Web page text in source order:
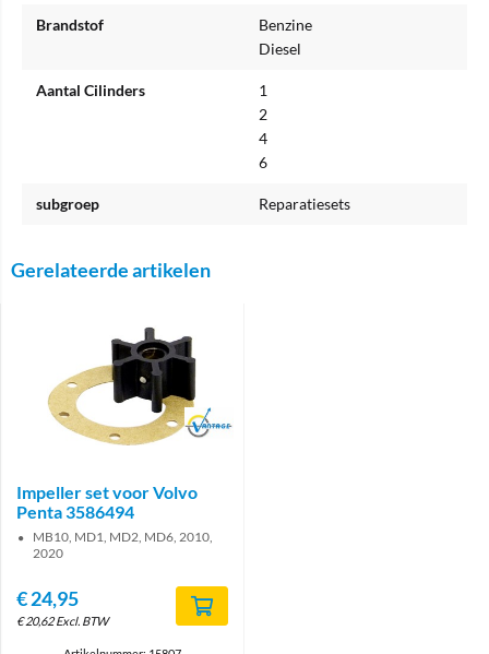
Brandstof
Benzine
Diesel
Aantal Cilinders
1
2
4
6
subgroep Reparatiesets
Gerelateerde artikelen
Brand
Impeller set voor Volvo
Penta 3586494
MB10, MD1, MD2, MD6, 2010,
2020
€24,95
€20,62 Excl. BTW